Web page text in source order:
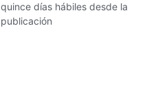
quince días hábiles desde la
publicación